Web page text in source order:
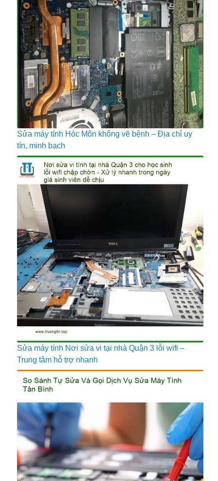
Sửa máy tính Hóc Môn không vẽ bệnh – Địa chỉ uy
tín, minh bạch
Sửa máy tính Nơi sửa vi tại nhà Quận 3 lỗi wifi –
Trung tâm hỗ trợ nhanh